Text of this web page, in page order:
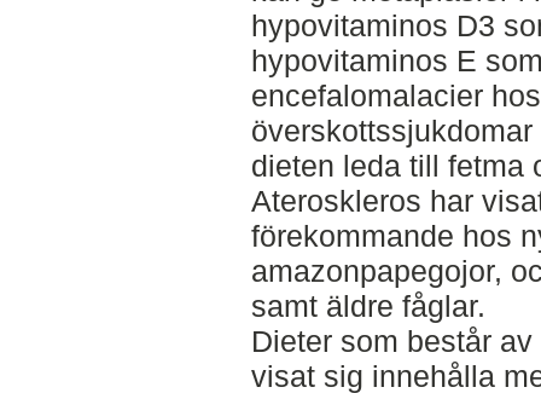
hypovitaminos D3
hypovitaminos E
encefalomalacier
dieten leda till fetma
Ateroskleros har
förekommande hos
amazonpapegojor,
samt äldre fåglar.
Dieter som består
visat sig innehålla